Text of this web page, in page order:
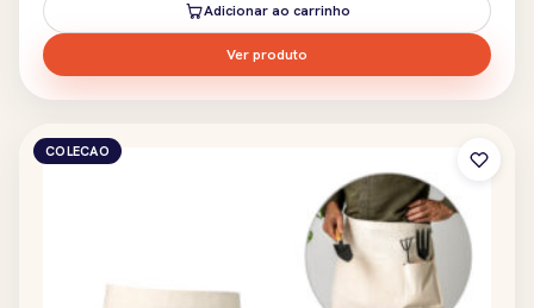
Adicionar ao carrinho
Ver produto
COLECAO